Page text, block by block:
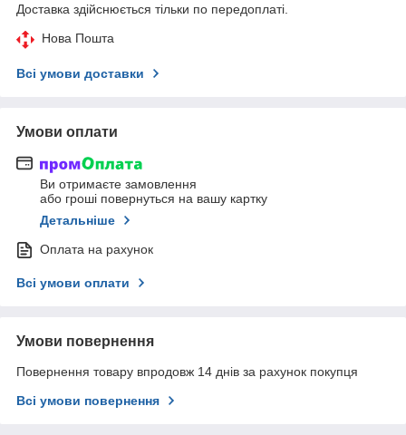
Доставка здійснюється тільки по передоплаті.
Нова Пошта
Всі умови доставки
Умови оплати
Ви отримаєте замовлення
або гроші повернуться на вашу картку
Детальніше
Оплата на рахунок
Всі умови оплати
Умови повернення
Повернення товару впродовж 14 днів за рахунок покупця
Всі умови повернення